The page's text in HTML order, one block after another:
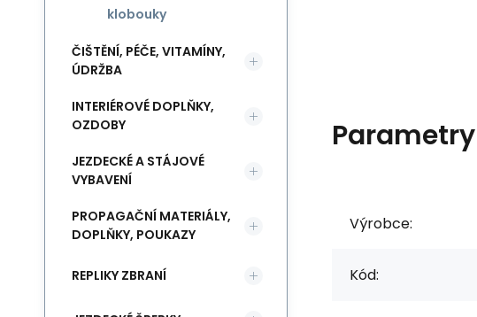
Parametry
Výrobce:
Kód:
klobouky
ČIŠTĚNÍ, PÉČE, VITAMÍNY,
ÚDRŽBA
INTERIÉROVÉ DOPLŇKY,
OZDOBY
JEZDECKÉ A STÁJOVÉ
VYBAVENÍ
PROPAGAČNÍ MATERIÁLY,
DOPLŇKY, POUKAZY
REPLIKY ZBRANÍ